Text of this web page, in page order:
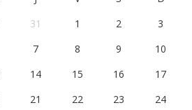
31 1 2
3
7 8 9
10
14 15 16
17
21 22 23
24